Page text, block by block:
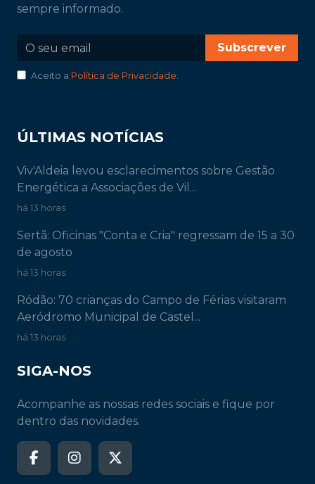
sempre informado.
Subscrever
Aceito a Política de Privacidade.
ÚLTIMAS NOTÍCIAS
Viv'Aldeia levou esclarecimentos sobre Gestão
Energética a Associações de Vil...
há 13 horas
Sertã: Oficinas "Conta e Cria" regressam de 15 a 30
de agosto
há 13 horas
Ródão: 70 crianças do Campo de Férias visitaram
Aeródromo Municipal de Castel...
há 13 horas
SIGA-NOS
Acompanhe as nossas redes sociais e fique por
dentro das novidades.